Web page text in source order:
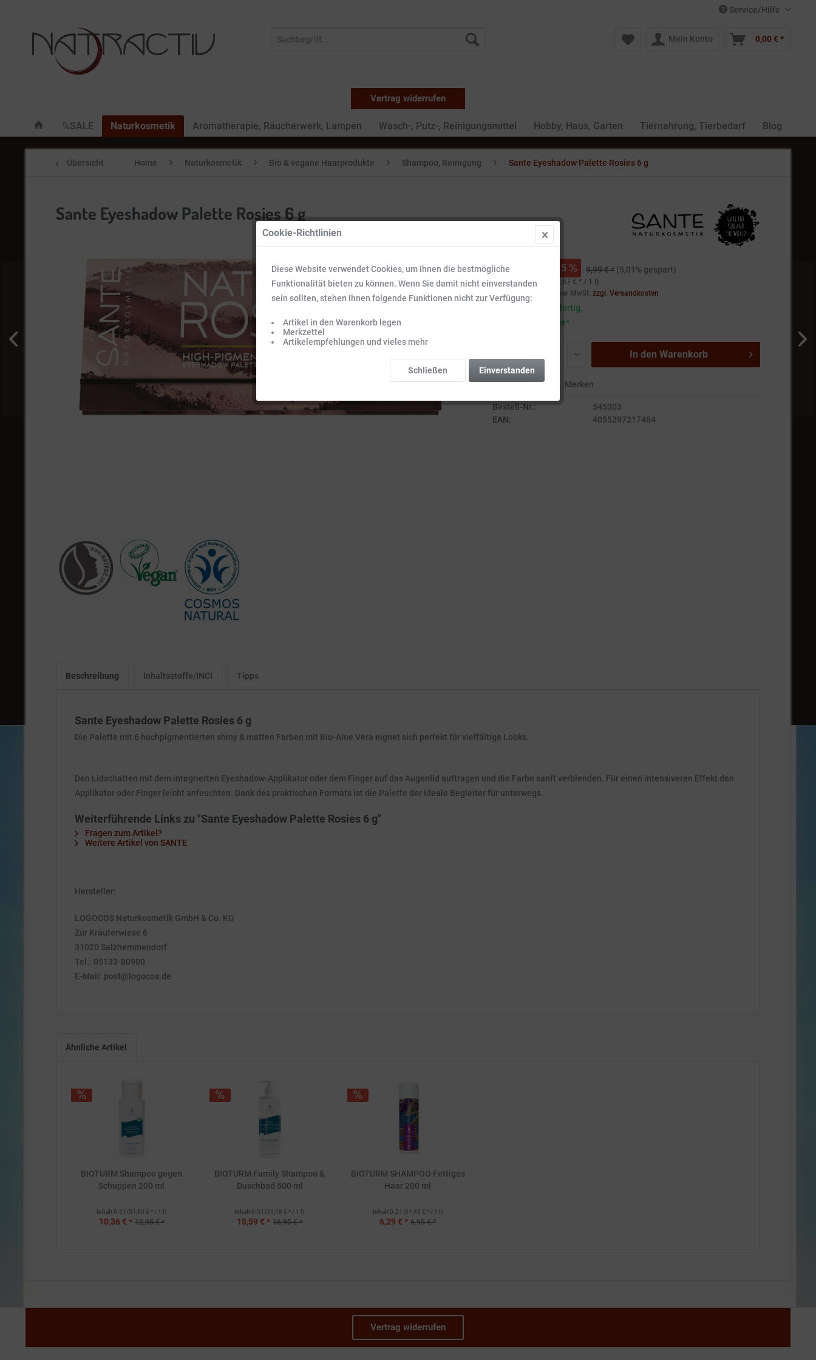
Service/Hilfe
Mein Konto 0,00 € *
Vertrag widerrufen
%SALE Naturkosmetik Aromatherapie, Räucherwerk, Lampen Wasch-, Putz-, Reinigungsmittel Hobby, Haus, Garten Tiernahrung, Tierbedarf Blog
Übersicht Home Naturkosmetik Bio & vegane Haarprodukte Shampoo, Reinigung Sante Eyeshadow Palette Rosies 6 g
Sante Eyeshadow Palette Rosies 6 g
9,49 € * 5 9,99 € * (5,01% gespart)
Inhalt:0.006 l (1.581,67 € * / 1 l)
Preise inkl. gesetzlicher MwSt.zzgl. Versandkosten
Sofort versandfertig,
Lieferzeit 3-5 Tage*
In den Warenkorb
Vergleichen Merken
Bestell-Nr.:
545303
EAN:
4055297217484
Beschreibung Inhaltsstoffe/INCI Tipps
Sante Eyeshadow Palette Rosies 6 g
Die Palette mit 6 hochpigmentierten shiny & matten Farben mit Bio-Aloe Vera eignet sich perfekt für vielfältige Looks.
Den Lidschatten mit dem integrierten Eyeshadow-Applikator oder dem Finger auf das Augenlid auftragen und die Farbe sanft verblenden. Für einen intensiveren Effekt den
Applikator oder Finger leicht anfeuchten. Dank des praktischen Formats ist die Palette der ideale Begleiter für unterwegs.
Weiterführende Links zu "Sante Eyeshadow Palette Rosies 6 g"
Fragen zum Artikel?
Weitere Artikel von SANTE
Hersteller:
LOGOCOS Naturkosmetik GmbH & Co. KG
Zur Kräuterwiese 6
31020 Salzhemmendorf
Tel.: 05133-80900
E-Mail: post@logocos.de
Ähnliche Artikel
BIOTURM Shampoo gegen
Schuppen 200 ml
Inhalt 0.2 l (51,80 € * / 1 l)
10,36 € * 12,95 € *
BIOTURM Family Shampoo &
Duschbad 500 ml
Inhalt 0.5 l (31,18 € * / 1 l)
15,59 € * 16,95 € *
BIOTURM SHAMPOO Fettiges
Haar 200 ml
Inhalt 0.2 l (31,45 € * / 1 l)
6,29 € * 6,95 € *
Vertrag widerrufen
Cookie-Richtlinien
Diese Website verwendet Cookies, um Ihnen die bestmögliche
Funktionalität bieten zu können. Wenn Sie damit nicht einverstanden
sein sollten, stehen Ihnen folgende Funktionen nicht zur Verfügung:
Artikel in den Warenkorb legen
Merkzettel
Artikelempfehlungen und vieles mehr
Einverstanden
Schließen